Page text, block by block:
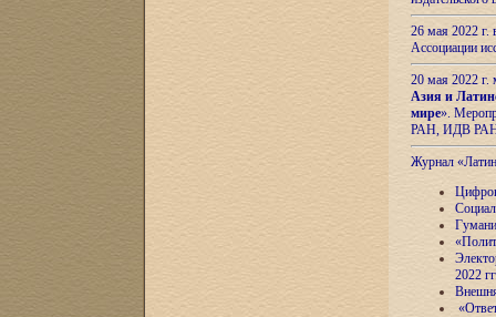
26 мая 2022
Ассоциации
20 мая 2022
Азия и
мире».
РАН, ИДВ
Журнал
2022